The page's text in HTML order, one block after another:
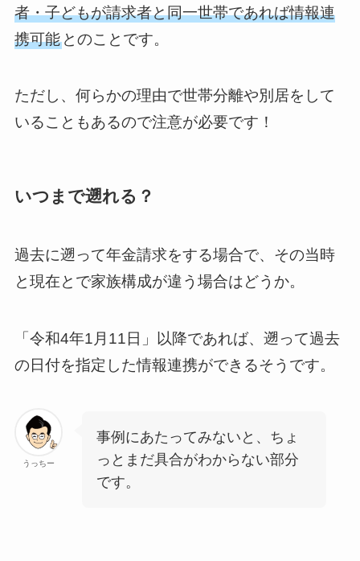
者・子どもが請求者と同一世帯であれば情報連
携可能とのことです。
ただし、何らかの理由で世帯分離や別居をして
いることもあるので注意が必要です！
いつまで遡れる？
過去に遡って年金請求をする場合で、その当時
と現在とで家族構成が違う場合はどうか。
「令和4年1月11日」以降であれば、遡って過去
の日付を指定した情報連携ができるそうです。
うっちー
事例にあたってみないと、ちょ
っとまだ具合がわからない部分
です。